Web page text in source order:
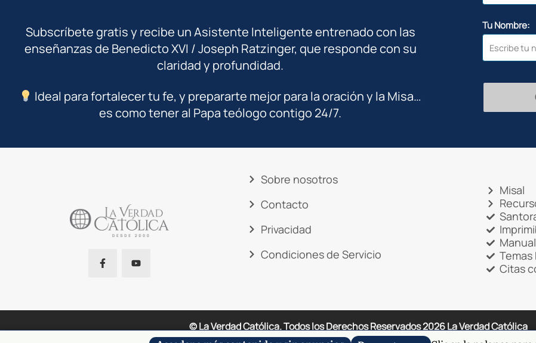
Subscríbete gratis y recibe un Asistente Inteligente entrenado con las
enseñanzas de Benedicto XVI / Joseph Ratzinger, que responde con su
claridad y profundidad.
Ideal para fortalecer tu fe, y prepararte mejor para la oración y la Misa…
es como tener al Papa teólogo contigo 24/7.
Tu Nombre:
Sobre nosotros
Contacto
Privacidad
Condiciones de Servicio
Misal
Temas
Citas
© La Verdad Católica. Todos los Derechos Reservados2026 La Verdad Católica